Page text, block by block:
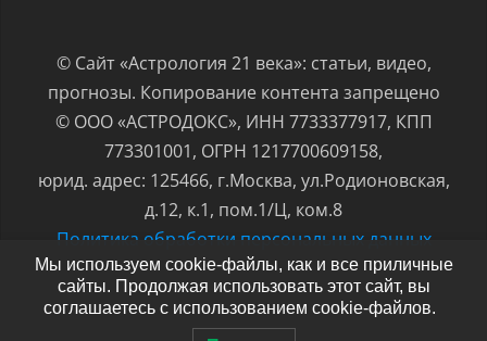
© Сайт «Астрология 21 века»: статьи, видео,
прогнозы. Копирование контента запрещено
© ООО «АСТРОДОКС», ИНН 7733377917, КПП
773301001, ОГРН 1217700609158,
юрид. адрес: 125466, г.Москва, ул.Родионовская,
д.12, к.1, пом.1/Ц, ком.8
Политика обработки персональных данных
Мы используем cookie-файлы, как и все приличные
сайты. Продолжая использовать этот сайт, вы
соглашаетесь с использованием cookie-файлов.